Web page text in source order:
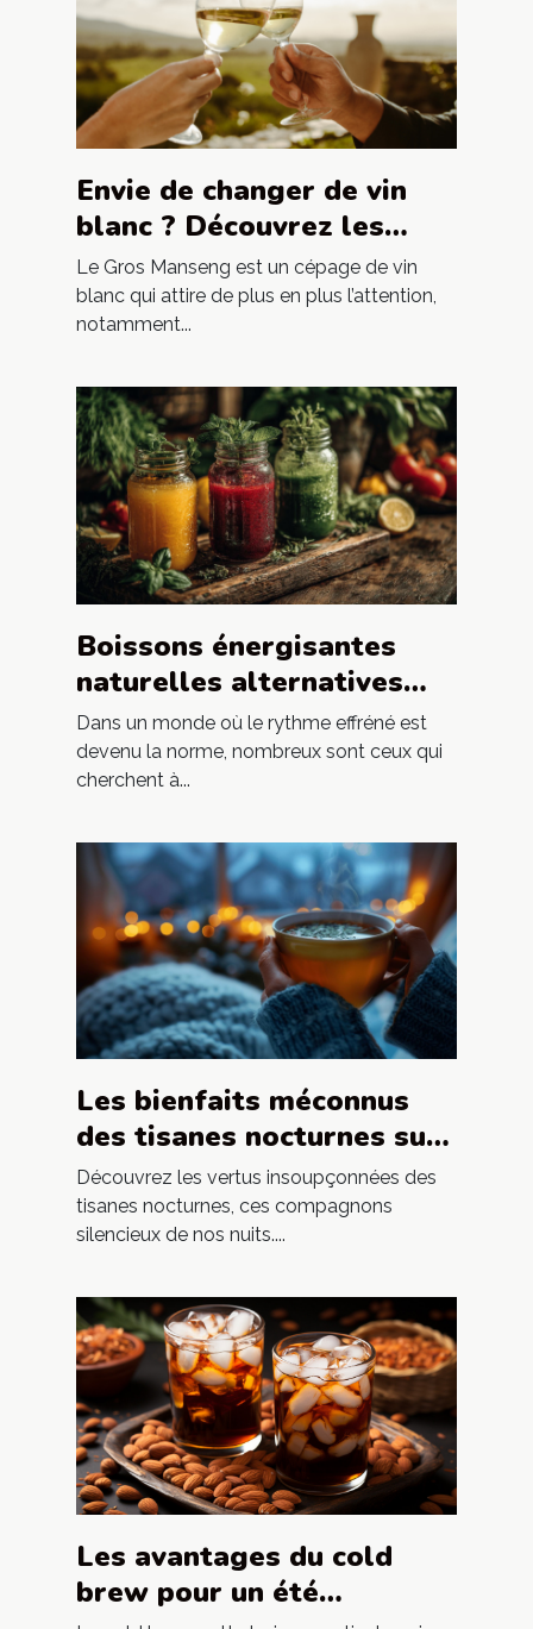
Envie de changer de vin
blanc ? Découvrez les
Gros Manseng du Château
Labastide Orliac !
Le Gros Manseng est un cépage de vin
blanc qui attire de plus en plus l’attention,
notamment...
Boissons énergisantes
naturelles alternatives
saines pour booster votre
journée
Dans un monde où le rythme effréné est
devenu la norme, nombreux sont ceux qui
cherchent à...
Les bienfaits méconnus
des tisanes nocturnes sur
le sommeil
Découvrez les vertus insoupçonnées des
tisanes nocturnes, ces compagnons
silencieux de nos nuits....
Les avantages du cold
brew pour un été